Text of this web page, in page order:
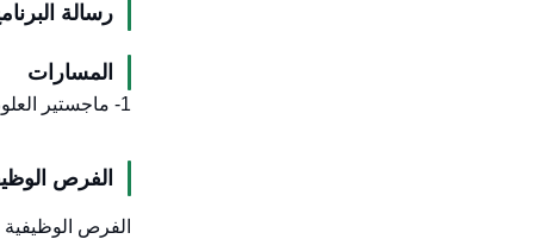
رسالة
المسارات
1- ماجستير العلوم في المعلوماتية.
الفرص
الفرص الوظيفية